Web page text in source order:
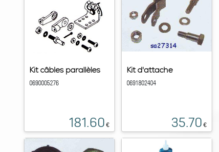
Kit câbles parallèles
0690005276
181.60 €
Kit d'attache
0691802404
35.70 €